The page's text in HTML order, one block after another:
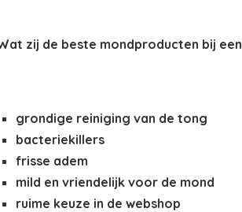
zij de beste mondproducten bij
grondige reiniging van de tong
bacteriekillers
frisse adem
mild en vriendelijk voor de mond
ruime keuze in de webshop